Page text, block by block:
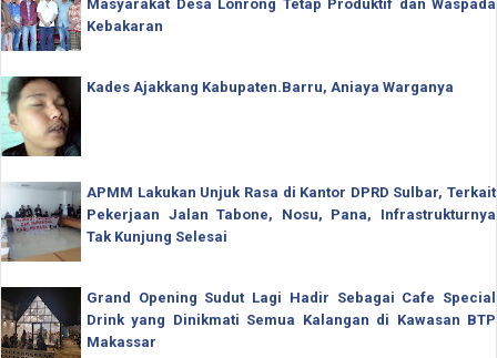
Masyarakat Desa Lonrong Tetap Produktif dan Waspada
Kebakaran
Kades Ajakkang Kabupaten.Barru, Aniaya Warganya
APMM Lakukan Unjuk Rasa di Kantor DPRD Sulbar, Terkait
Pekerjaan Jalan Tabone, Nosu, Pana, Infrastrukturnya
Tak Kunjung Selesai
Grand Opening Sudut Lagi Hadir Sebagai Cafe Special
Drink yang Dinikmati Semua Kalangan di Kawasan BTP
Makassar